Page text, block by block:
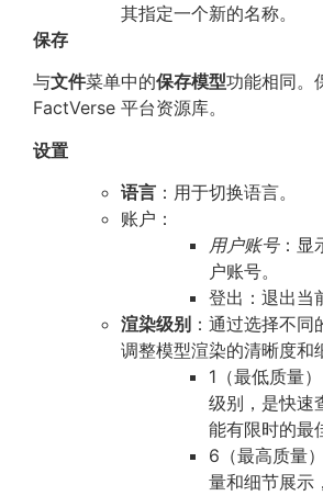
其指定一个新的名称。
保存
与文件菜单中的保存模型功能相同。
FactVerse 平台资源库。
设置
语言 ：用于切换语言。
账户：
用户账号：显
户账号。
登出：退出当
渲染级别 ：通过选择不
调整模型渲染的清晰度和
1（最低质量
级别，是快速
能有限时的最
6（最高质量
量和细节展示